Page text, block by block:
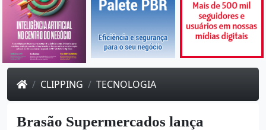
CLIPPING TECNOLOGIA
Brasão Supermercados lança